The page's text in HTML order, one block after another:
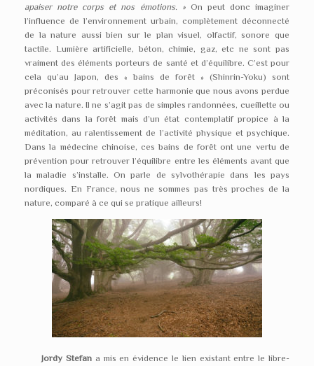
apaiser notre corps et nos émotions. » On peut donc imaginer
l’influence de l’environnement urbain, complètement déconnecté
de la nature aussi bien sur le plan visuel, olfactif, sonore que
tactile. Lumière artificielle, béton, chimie, gaz, etc ne sont pas
vraiment des éléments porteurs de santé et d’équilibre. C’est pour
cela qu’au Japon, des « bains de forêt » (Shinrin-Yoku) sont
préconisés pour retrouver cette harmonie que nous avons perdue
avec la nature. Il ne s’agit pas de simples randonnées, cueillette ou
activités dans la forêt mais d’un état contemplatif propice à la
méditation, au ralentissement de l’activité physique et psychique.
Dans la médecine chinoise, ces bains de forêt ont une vertu de
prévention pour retrouver l’équilibre entre les éléments avant que
la maladie s’installe. On parle de sylvothérapie dans les pays
nordiques. En France, nous ne sommes pas très proches de la
nature, comparé à ce qui se pratique ailleurs!
Jordy Stefana mis en évidence le lien existant entre le libre-